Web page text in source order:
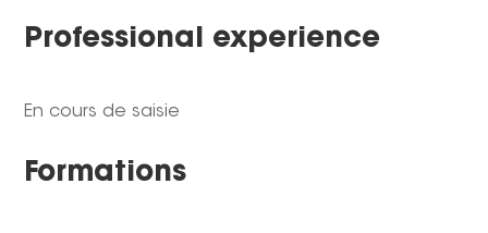
Professional experience
En cours de saisie
Formations